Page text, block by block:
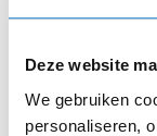
Deze website
We gebruiken
personaliseren,